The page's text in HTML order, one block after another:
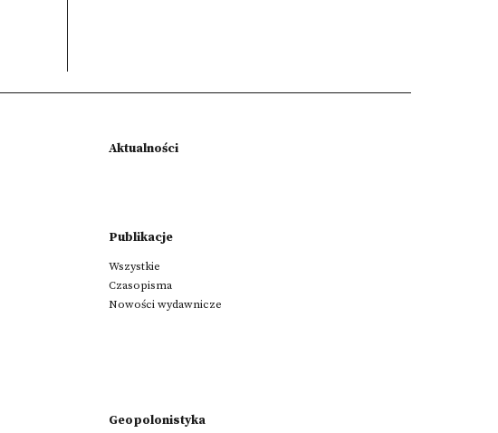
Aktualności
Publikacje
Wszystkie
Czasopisma
Nowości wydawnicze
Geopolonistyka